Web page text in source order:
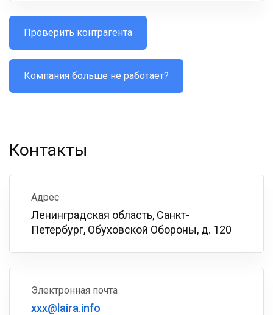
Проверить контрагента
Компания больше не работает?
Контакты
Адрес
Ленинградская область, Санкт-
Петербург, Обуховской Обороны, д. 120
Электронная почта
xxx@laira.info